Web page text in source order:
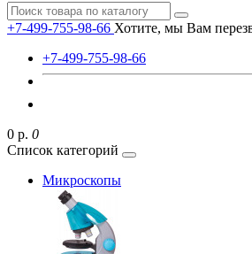
+7-499-755-98-66 Хотите, мы Вам
+7-499-755-98-66
0 р. 0
Список категорий
Микроскопы